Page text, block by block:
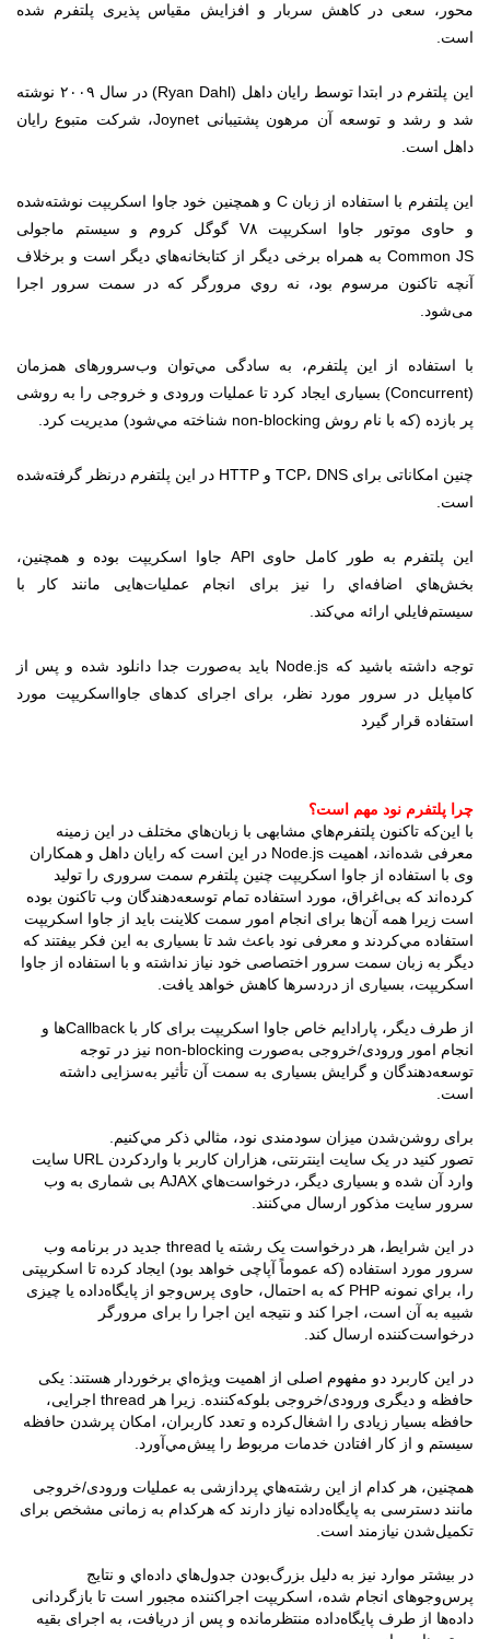
محور، سعی در کاهش سربار و افزایش مقیاس پذیری پلتفرم شده
است.
این پلتفرم در ابتدا توسط رايان داهل (Ryan Dahl) در سال ۲۰۰۹ نوشته
شد و رشد و توسعه آن مرهون پشتیبانی Joynet، شرکت متبوع رایان
داهل است.
این پلتفرم با استفاده از زبان C و همچنین خود جاوا اسکریپت نوشته‌شده
و حاوی موتور جاوا اسکریپت V۸ گوگل کروم و سیستم ماجولی
Common JS به همراه برخی دیگر از کتابخانه‌هاي دیگر است و بر‌خلاف
آنچه تا‌کنون مرسوم بود، نه روي مرورگر که در سمت سرور اجرا
می‌شود.
با استفاده از این پلتفرم، به سادگی مي‌توان وب‌سرورهای همزمان
(Concurrent) بسیاری ایجاد کرد تا عملیات ورودی و خروجی را به روشی
پر بازده (که با نام روش non-blocking شناخته مي‌شود) مدیریت ‌کرد.
چنین امکاناتی برای TCP، DNS و HTTP در این پلتفرم در‌نظر گرفته‌شده
است.
این پلتفرم به طور کامل حاوی API جاوا اسکریپت بوده و همچنين،
بخش‌هاي اضافه‌اي را نیز برای انجام عملیات‌هایی مانند کار با
سیستم‌فایلي ارائه مي‌کند.
توجه داشته باشید که Node.js باید به‌صورت جدا دانلود شده و پس از
کامپایل در سرور مورد نظر، برای اجرای کدهای جاوااسکریپت مورد
استفاده قرار گیرد
چرا پلتفرم نود مهم است؟
با این‌که تاکنون پلتفرم‌هاي مشابهی با زبان‌هاي مختلف در این زمینه
معرفی شده‌اند، اهمیت Node.js در این است که رایان داهل و همکاران
وی با استفاده از جاوا اسکريپت چنین پلتفرم سمت سروری را تولید
کرده‌اند که بی‌اغراق، مورد استفاده تمام توسعه‌دهندگان وب تاکنون بوده
است زيرا همه آن‌ها برای انجام امور سمت کلاینت باید از جاوا اسکریپت
استفاده مي‌کردند و معرفی نود باعث شد تا بسیاری به این فکر بیفتند که
دیگر به زبان سمت سرور اختصاصی خود نیاز نداشته و با استفاده از جاوا
اسکریپت، بسیاری از دردسرها کاهش خواهد یافت.
از طرف دیگر، پارادایم خاص جاوا اسکریپت برای کار با Callback‌ها و
انجام امور ورودی/خروجی به‌صورت non-blocking نیز در توجه
توسعه‌دهند‌گان و گرایش بسیاری به سمت آن تأثیر به‌سزایی داشته
است.
برای روشن‌شدن میزان سودمندی نود، مثالي ذکر مي‌کنيم.
تصور کنید در یک سایت اینترنتی، هزاران کاربر با وارد‌کردن URL سایت
وارد آن شده و بسیاری دیگر، درخواست‌هاي AJAX بی شماری به وب
سرور سایت مذکور ارسال مي‌کنند.
در این شرایط، هر درخواست یک رشته یا thread جدید در برنامه وب
سرور مورد استفاده (که عموماً آپاچی خواهد بود) ایجاد کرده تا اسکریپتی
را، براي نمونه PHP که به احتمال، حاوی پرس‌و‌جو از پایگاه‌داده یا چیزی
شبیه به آن است، اجرا کند و نتیجه این اجرا را برای مرورگر
درخواست‌کننده ارسال کند.
در این کاربرد دو مفهوم اصلی از اهمیت ویژه‌اي برخوردار هستند: یکی
حافظه و دیگری ورودی/خروجی بلوکه‌کننده. زيرا هر thread اجرایی،
حافظه بسیار زیادی را اشغال‌کرده و تعدد کاربران، امکان پر‌شدن حافظه
سیستم و از کار افتادن خدمات مربوط را پیش‌مي‌آورد.
همچنين، هر کدام از این رشته‌هاي پردازشی به عملیات ورودی/خروجی
مانند دسترسی به پایگاه‌داده نیاز دارند که هرکدام به زمانی مشخص برای
تکمیل‌شدن نیازمند است.
در بيشتر موارد نیز به دلیل بزرگ‌بودن جدول‌هاي داده‌اي و نتایج
پرس‌و‌جوهای انجام شده، اسکریپت اجرا‌کننده مجبور است تا باز‌گردانی
داده‌ها از طرف پایگاه‌داده منتظر‌مانده و پس از دریافت، به اجرای بقیه